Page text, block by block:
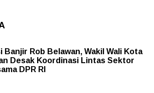
Banjir Rob Belawan, Wakil Wali Kota
Desak Koordinasi Lintas Sektor
DPR RI